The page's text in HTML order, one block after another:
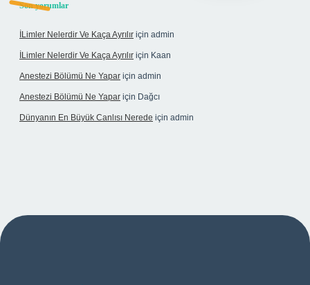
Son yorumlar
İLimler Nelerdir Ve Kaça Ayrılır için admin
İLimler Nelerdir Ve Kaça Ayrılır için Kaan
Anestezi Bölümü Ne Yapar için admin
Anestezi Bölümü Ne Yapar için Dağcı
Dünyanın En Büyük Canlısı Nerede için admin
giriş